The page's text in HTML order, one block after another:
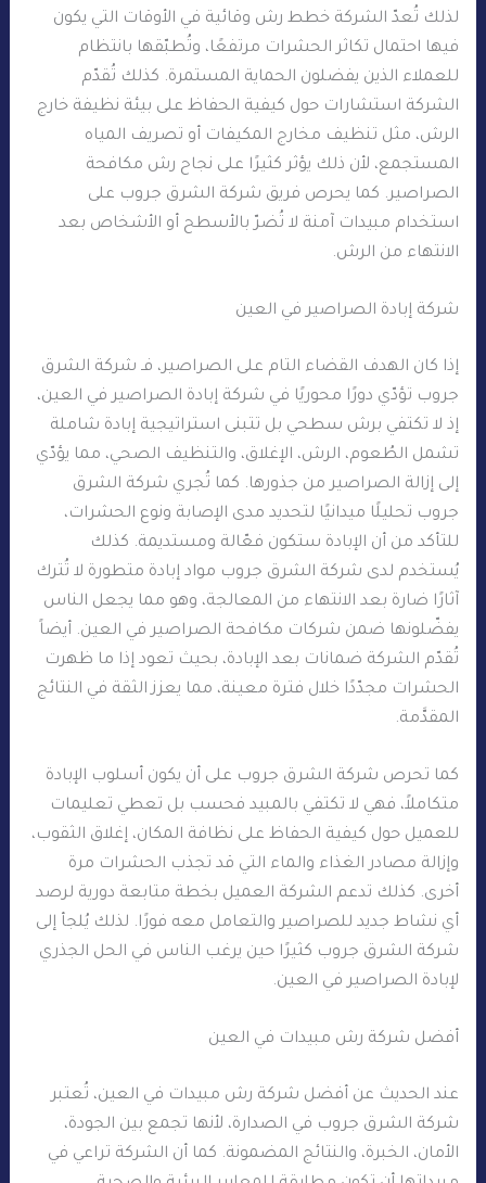
لذلك تُعدّ الشركة خطط رش وقائية في الأوقات التي يكون
فيها احتمال تكاثر الحشرات مرتفعًا، وتُطبّقها بانتظام
للعملاء الذين يفضلون الحماية المستمرة. كذلك تُقدّم
الشركة استشارات حول كيفية الحفاظ على بيئة نظيفة خارج
الرش، مثل تنظيف مخارج المكيفات أو تصريف المياه
المستجمع، لأن ذلك يؤثر كثيرًا على نجاح رش مكافحة
الصراصير. كما يحرص فريق شركة الشرق جروب على
استخدام مبيدات آمنة لا تُضرّ بالأسطح أو الأشخاص بعد
الانتهاء من الرش.
شركة إبادة الصراصير في العين
إذا كان الهدف القضاء التام على الصراصير، فـ شركة الشرق
جروب تؤدّي دورًا محوريًا في شركة إبادة الصراصير في العين،
إذ لا تكتفي برش سطحي بل تتبنى استراتيجية إبادة شاملة
تشمل الطُعوم، الرش، الإغلاق، والتنظيف الصحي، مما يؤدّي
إلى إزالة الصراصير من جذورها. كما تُجري شركة الشرق
جروب تحليلًا ميدانيًا لتحديد مدى الإصابة ونوع الحشرات،
للتأكد من أن الإبادة ستكون فعّالة ومستديمة. كذلك
يُستخدم لدى شركة الشرق جروب مواد إبادة متطورة لا تُترك
آثارًا ضارة بعد الانتهاء من المعالجة، وهو مما يجعل الناس
يفضّلونها ضمن شركات مكافحة الصراصير في العين. أيضاً
تُقدّم الشركة ضمانات بعد الإبادة، بحيث تعود إذا ما ظهرت
الحشرات مجدّدًا خلال فترة معينة، مما يعزز الثقة في النتائج
المقدَّمة.
كما تحرص شركة الشرق جروب على أن يكون أسلوب الإبادة
متكاملاً، فهي لا تكتفي بالمبيد فحسب بل تعطي تعليمات
للعميل حول كيفية الحفاظ على نظافة المكان، إغلاق الثقوب،
وإزالة مصادر الغذاء والماء التي قد تجذب الحشرات مرة
أخرى. كذلك تدعم الشركة العميل بخطة متابعة دورية لرصد
أي نشاط جديد للصراصير والتعامل معه فورًا. لذلك يُلجأ إلى
شركة الشرق جروب كثيرًا حين يرغب الناس في الحل الجذري
لإبادة الصراصير في العين.
أفضل شركة رش مبيدات في العين
عند الحديث عن أفضل شركة رش مبيدات في العين، تُعتبر
شركة الشرق جروب في الصدارة، لأنها تجمع بين الجودة،
الأمان، الخبرة، والنتائج المضمونة. كما أن الشركة تراعي في